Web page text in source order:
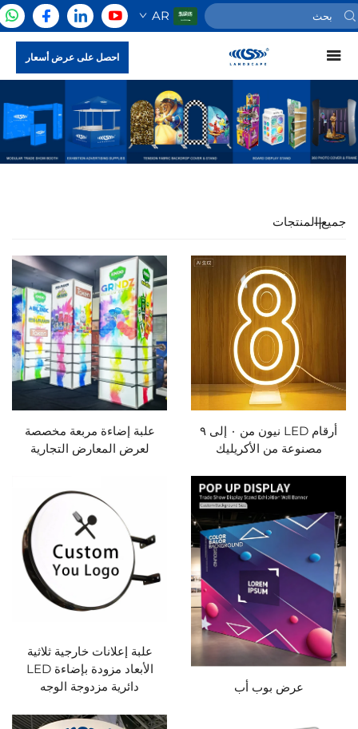
AR
احصل على عرض أسعار
جميع المنتجات
أرقام LED نيون من ٠ إلى ٩
مصنوعة من الأكريليك
علبة إضاءة مربعة مخصصة
لعرض المعارض التجارية
عرض بوب أب
علبة إعلانات خارجية ثلاثية
الأبعاد مزودة بإضاءة LED
دائرية مزدوجة الوجه